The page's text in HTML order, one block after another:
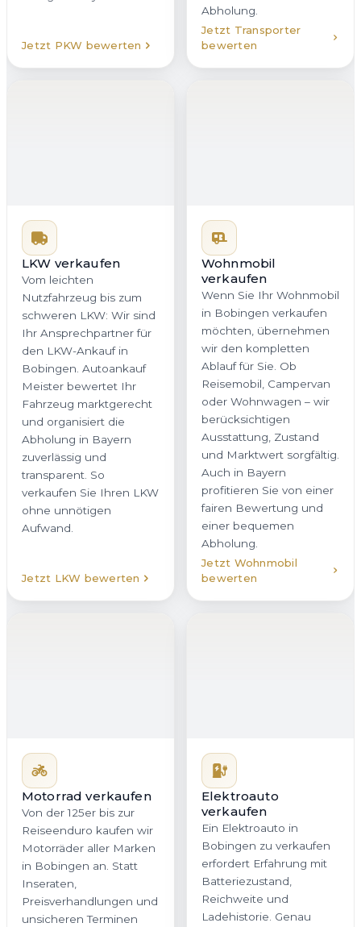
Jetzt PKW bewerten
Abholung.
Jetzt Transporter
bewerten
LKW verkaufen
Vom leichten
Nutzfahrzeug bis zum
schweren LKW: Wir sind
Ihr Ansprechpartner für
den LKW-Ankauf in
Bobingen. Autoankauf
Meister bewertet Ihr
Fahrzeug marktgerecht
und organisiert die
Abholung in Bayern
zuverlässig und
transparent. So
verkaufen Sie Ihren LKW
ohne unnötigen
Aufwand.
Jetzt LKW bewerten
Wohnmobil
verkaufen
Wenn Sie Ihr Wohnmobil
in Bobingen verkaufen
möchten, übernehmen
wir den kompletten
Ablauf für Sie. Ob
Reisemobil, Campervan
oder Wohnwagen – wir
berücksichtigen
Ausstattung, Zustand
und Marktwert sorgfältig.
Auch in Bayern
profitieren Sie von einer
fairen Bewertung und
einer bequemen
Abholung.
Jetzt Wohnmobil
bewerten
Motorrad verkaufen
Von der 125er bis zur
Reiseenduro kaufen wir
Motorräder aller Marken
in Bobingen an. Statt
Inseraten,
Preisverhandlungen und
unsicheren Terminen
Elektroauto
verkaufen
Ein Elektroauto in
Bobingen zu verkaufen
erfordert Erfahrung mit
Batteriezustand,
Reichweite und
Ladehistorie. Genau